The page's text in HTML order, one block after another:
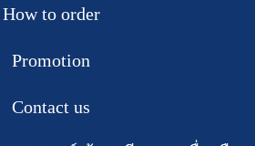
How to order
Promotion
Contact us